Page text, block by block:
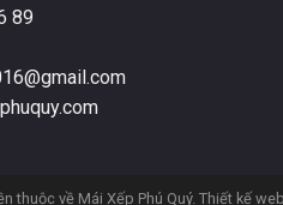
89
thuộc về Mái Xếp Phú Quý. Thiết kế web